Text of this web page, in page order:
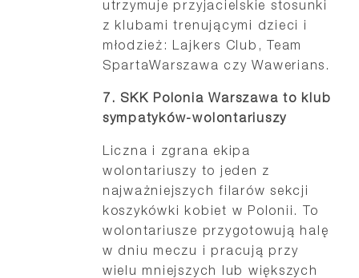
utrzymuje przyjacielskie stosunki
z klubami trenującymi dzieci i
młodzież: Lajkers Club, Team
SpartaWarszawa czy Wawerians.
7. SKK Polonia Warszawa to klub
sympatyków-wolontariuszy
Liczna i zgrana ekipa
wolontariuszy to jeden z
najważniejszych filarów sekcji
koszykówki kobiet w Polonii. To
wolontariusze przygotowują halę
w dniu meczu i pracują przy
wielu mniejszych lub większych